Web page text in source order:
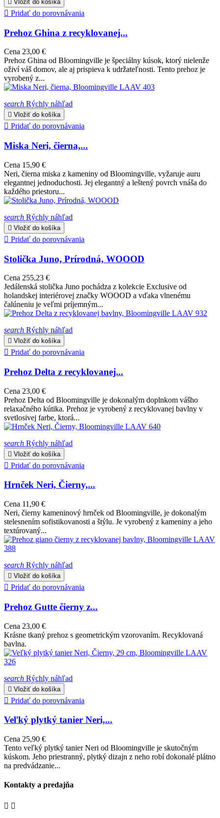
Vložiť do košíka
 Pridať do porovnávania
Prehoz Ghina z recyklovanej...
Cena 23,00 €
Prehoz Ghina od Bloomingville je špeciálny kúsok, ktorý nielenže
oživí váš domov, ale aj prispieva k udržateľnosti. Tento prehoz je
vyrobený z...
search Rýchly náhľad
 Vložiť do košíka
 Pridať do porovnávania
Miska Neri, čierna,...
Cena 15,90 €
Neri, čierna miska z kameniny od Bloomingville, vyžaruje auru
elegantnej jednoduchosti. Jej elegantný a leštený povrch vnáša do
každého priestoru...
search Rýchly náhľad
 Vložiť do košíka
 Pridať do porovnávania
Stolička Juno, Prírodná, WOOOD
Cena 255,23 €
Jedálenská stolička Juno pochádza z kolekcie Exclusive od
holandskej interiérovej značky WOOOD a vďaka vlnenému
čalúneniu je veľmi príjemným...
search Rýchly náhľad
 Vložiť do košíka
 Pridať do porovnávania
Prehoz Delta z recyklovanej...
Cena 23,00 €
Prehoz Delta od Bloomingville je dokonalým doplnkom vášho
relaxačného kútika. Prehoz je vyrobený z recyklovanej bavlny v
svetlosivej farbe, ktorá...
search Rýchly náhľad
 Vložiť do košíka
 Pridať do porovnávania
Hrnček Neri, Čierny,...
Cena 11,90 €
Neri, čierny kameninový hrnček od Bloomingville, je dokonalým
stelesnením sofistikovanosti a štýlu. Je vyrobený z kameniny a jeho
textúrovaný...
search Rýchly náhľad
 Vložiť do košíka
 Pridať do porovnávania
Prehoz Gutte čierny z...
Cena 23,00 €
Krásne tkaný prehoz s geometrickým vzorovaním. Recyklovaná
bavlna.
search Rýchly náhľad
 Vložiť do košíka
 Pridať do porovnávania
Veľký plytký tanier Neri,...
Cena 25,90 €
Tento veľký plytký tanier Neri od Bloomingville je skutočným
kúskom. Jeho priestranný, plytký dizajn z neho robí dokonalé plátno
na predvádzanie...
Kontakty a predajňa
 